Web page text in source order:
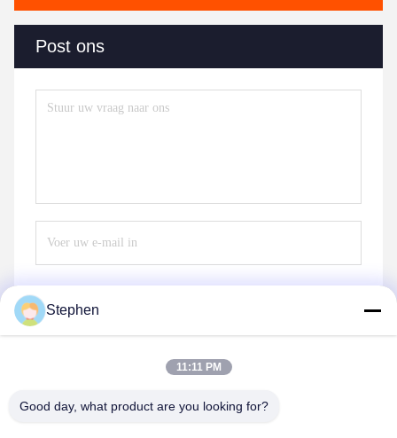
Post ons
Stephen
11:11 PM
Good day, what product are you looking for?